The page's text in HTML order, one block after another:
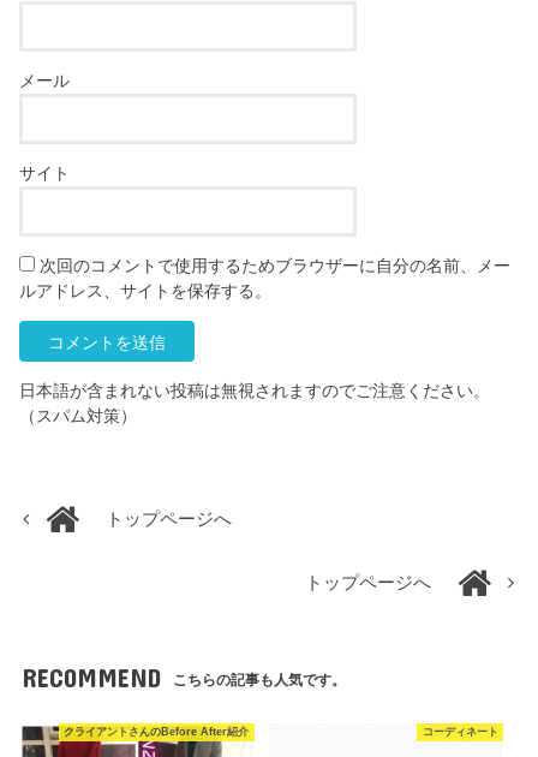
メール
サイト
次回のコメントで使用するためブラウザーに自分の名前、メー
ルアドレス、サイトを保存する。
日本語が含まれない投稿は無視されますのでご注意ください。
（スパム対策）
トップページへ
トップページへ
RECOMMEND こちらの記事も人気です。
クライアントさんのBefore After紹介 コーディネート